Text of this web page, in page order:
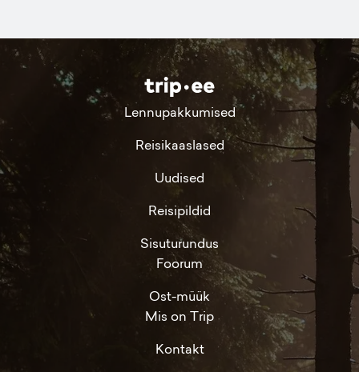
Lennupakkumised
Reisikaaslased
Uudised
Reisipildid
Sisuturundus
Foorum
Ost-müük
Mis on Trip
Kontakt